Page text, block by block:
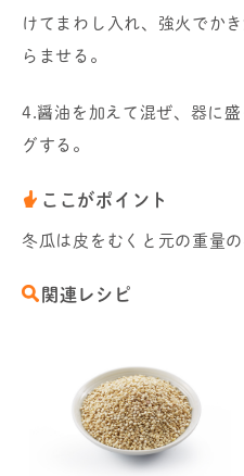
けてまわし入れ、強火でか
らませる。
4.醤油を加えて混ぜ、器に
グする。
ここがポイント
冬瓜は皮をむくと元の重量の
関連レシピ